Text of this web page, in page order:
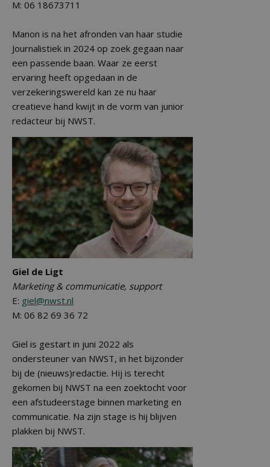
M: 06 18673711
Manon is na het afronden van haar studie
Journalistiek in 2024 op zoek gegaan naar
een passende baan. Waar ze eerst
ervaring heeft opgedaan in de
verzekeringswereld kan ze nu haar
creatieve hand kwijt in de vorm van junior
redacteur bij NWST.
Giel de Ligt
Marketing & communicatie, support
E: giel@nwst.nl
M: 06 82 69 36 72
Giel is gestart in juni 2022 als
ondersteuner van NWST, in het bijzonder
bij de (nieuws)redactie. Hij is terecht
gekomen bij NWST na een zoektocht voor
een afstudeerstage binnen marketing en
communicatie. Na zijn stage is hij blijven
plakken bij NWST.